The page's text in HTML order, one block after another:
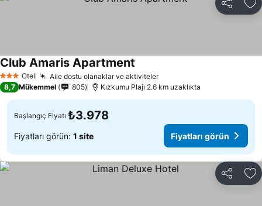
Paylaş
3 YıldızOtel Aile dostu olanaklar ve aktiviteler
Club Amaris Apartment
8,7 Mükemmel 805 Kızkumu Plajı 2.6 km uzaklıkta
Başlangıç Fiyatı ₺3.978
Fiyatları görün: 1 site Fiyatları görün
Paylaş